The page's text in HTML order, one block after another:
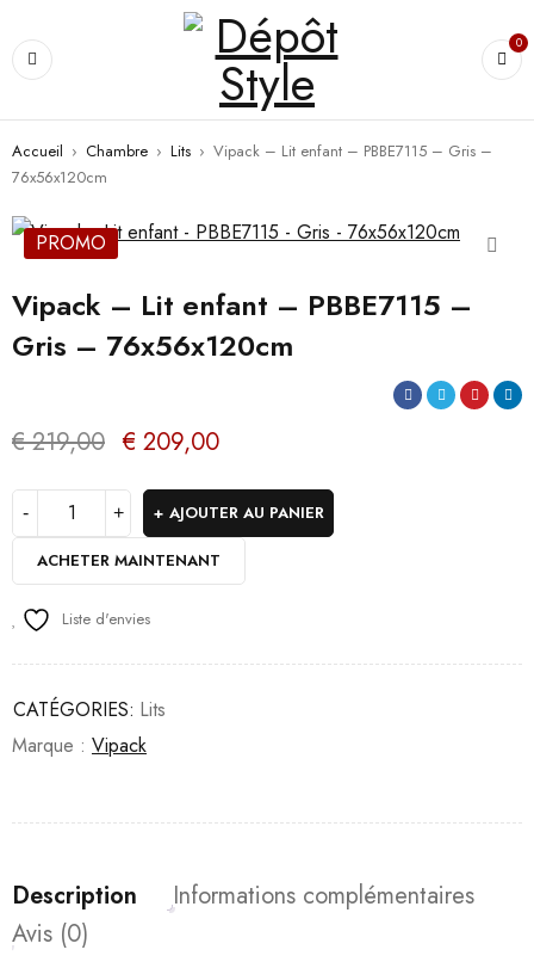
0
Accueil › Chambre › Lits › Vipack – Lit enfant – PBBE7115 – Gris –
76x56x120cm
PROMO
Vipack – Lit enfant – PBBE7115 –
Gris – 76x56x120cm
€219,00 € 209,00
AJOUTER AU PANIER
ACHETER MAINTENANT
Liste d'envies
CATÉGORIES: Lits
Marque : Vipack
Description
Informations complémentaires
Avis (0)